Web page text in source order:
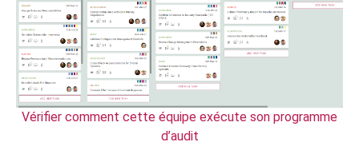
Vérifier comment cette équipe exécute son programme
d’audit